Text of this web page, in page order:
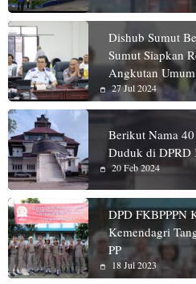
Dishub Sumut
Sumut Siapkan
Angkutan
27 Jul 2024
Berikut Nama
Duduk di DPRD
20 Feb 2024
DPD FKBPPPN
Kemendagri
PP
18 Jul 2023